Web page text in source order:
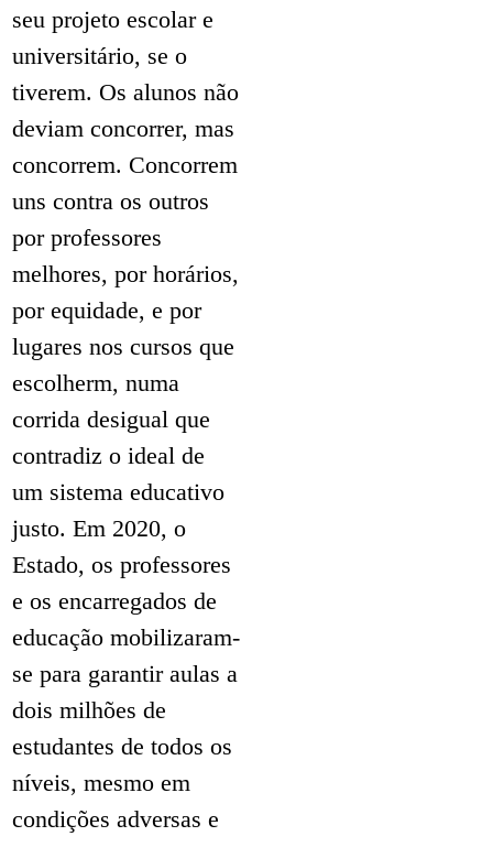
seu projeto escolar e
universitário, se o
tiverem. Os alunos não
deviam concorrer, mas
concorrem. Concorrem
uns contra os outros
por professores
melhores, por horários,
por equidade, e por
lugares nos cursos que
escolherm, numa
corrida desigual que
contradiz o ideal de
um sistema educativo
justo. Em 2020, o
Estado, os professores
e os encarregados de
educação mobilizaram-
se para garantir aulas a
dois milhões de
estudantes de todos os
níveis, mesmo em
condições adversas e